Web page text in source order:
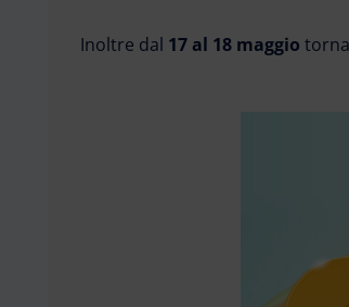
Inoltre dal 17 al 18 maggio